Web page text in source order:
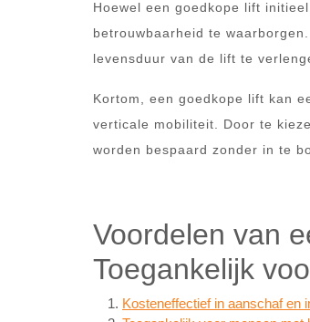
Hoewel een goedkope lift
betrouwbaarheid te
levensduur van de lift te
Kortom, een goedkope lift kan
verticale mobiliteit. Door te
worden bespaard zonder in te
Voordelen van
Toegankelijk
Kosteneffectief in aanschaf en